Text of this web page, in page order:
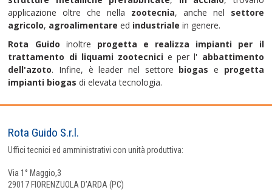
applicazione oltre che nella zootecnia, anche nel settore
agricolo, agroalimentare ed industriale in genere.
Rota Guido inoltre progetta e realizza impianti per il
trattamento di liquami zootecnicie per l' abbattimento
dell'azoto. Infine, è leader nel settore biogas e progetta
impianti biogas di elevata tecnologia.
Rota Guido S.r.l.
Uffici tecnici ed amministrativi con unità produttiva:
Via 1° Maggio,3
29017 FIORENZUOLA D’ARDA (PC)